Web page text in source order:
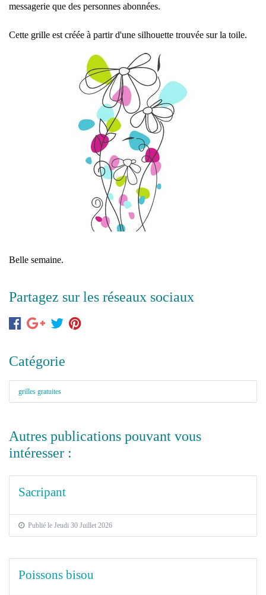
messagerie que des personnes abonnées.
Cette grille est créée à partir d'une silhouette trouvée sur la toile.
Belle semaine.
Partagez sur les réseaux sociaux
Catégorie
grilles gratuites
Autres publications pouvant vous
intéresser :
Sacripant
Publié le Jeudi 30 Juillet 2026
Poissons bisou